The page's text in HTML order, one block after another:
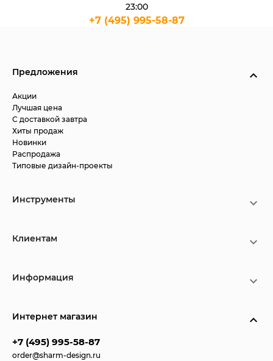
23:00
+7 (495) 995-58-87
Предложения
Акции
Лучшая цена
С доставкой завтра
Хиты продаж
Новинки
Распродажа
Типовые дизайн-проекты
Инструменты
Клиентам
Информация
Интернет магазин
+7 (495) 995-58-87
order@sharm-design.ru